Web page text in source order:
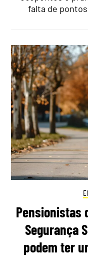
falta de
Pensionistas
Segurança
podem ter